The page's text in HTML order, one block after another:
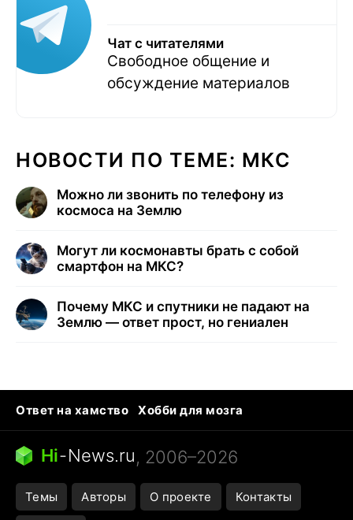
Чат с читателями
Свободное общение и
обсуждение материалов
НОВОСТИ ПО ТЕМЕ: МКС
Можно ли звонить по телефону из
космоса на Землю
Могут ли космонавты брать с собой
смартфон на МКС?
Почему МКС и спутники не падают на
Землю — ответ прост, но гениален
Ответ на хамство
Хобби для мозга
Бензин 100 vs 95
Тунцы в океанариуме
Следующая пандемия
Hi-News.ru, 2006–2026
Темы Авторы О проекте Контакты